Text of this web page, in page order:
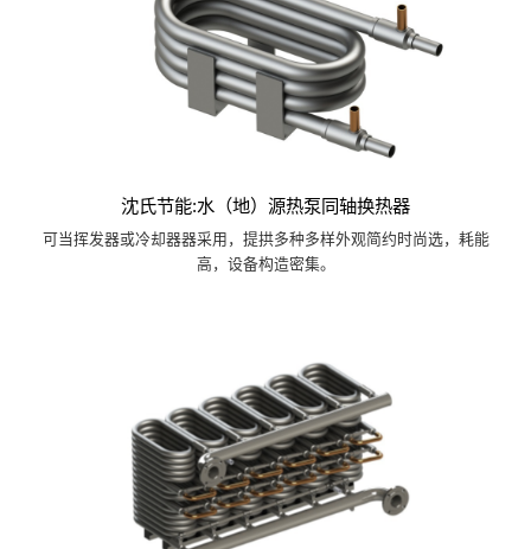
沈氏节能:水（地）源热泵同轴换热器
可当挥发器或冷却器器采用，提拱多种多样外观简约时尚选，耗能
高，设备构造密集。